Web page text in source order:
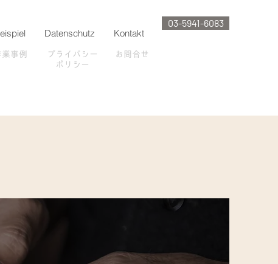
Datenschutz Kontakt
業事例
プライバシー
ポリシー
お問合せ
03-5941-6083